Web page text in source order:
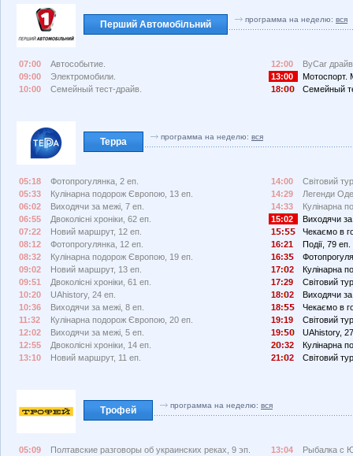
Перший Автомобільний программа на неделю: вся
07:00
Автособытие.
09:00
Электромобили.
10:00
Семейный тест-драйв.
12:00
ByCar
13:00
Мотоспорт.
18:
Семейный
Терра программа на неделю: вся
05:18
Фотопрогулянка, 2 еп.
05:33
Кулінарна подорож Європою, 13 еп.
06:02
Виходячи за межі, 7 еп.
06:55
Двоколісні хроніки, 62 еп.
07:22
Новий маршрут, 12 еп.
08:12
Фотопрогулянка, 12 еп.
08:32
Кулінарна подорож Європою, 19 еп.
09:02
Новий маршрут, 13 еп.
09:51
Двоколісні хроніки, 61 еп.
10:20
UAhistory, 24 еп.
10:36
Виходячи за межі, 8 еп.
11:32
Кулінарна подорож Європою, 20 еп.
12:02
Виходячи за межі, 5 еп.
12:55
Двоколісні хроніки, 14 еп.
13:10
Новий маршрут, 11 еп.
14:00
Світовий
14:29
Легенди
14:33
Кулінарна
15:02
Виходячи
1
:
Чекаємо в
16:21
Події, 79 еп.
16:3
17:
2
Кулінарна
17:29
Світовий
18:
2
Виходячи
18:
Чекаємо в
19:19
Світовий
19:
UAhistory,
2
:32
Кулінарна
21:
2 Світовий
Трофей программа на неделю: вся
05:09
Полтавские разговоры об украинских реках, 9 эп.
13:04
Рыбалка с